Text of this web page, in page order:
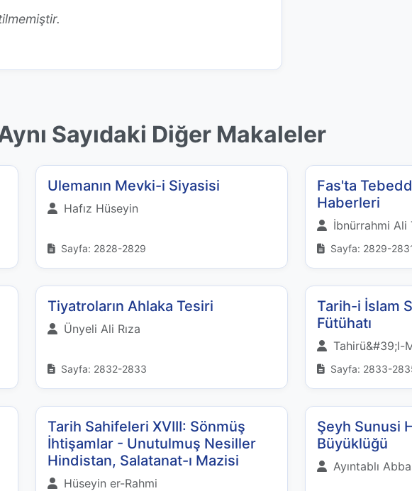
Sayıdaki Diğer Makaleler
Ulemanın Mevki-i Siyasisi
Hafız Hüseyin
Sayfa: 2828-2829
Fas'ta
Haberleri
İbnürrahmi Ali
Sayfa: 2829-
Tiyatroların Ahlaka Tesiri
Ünyeli Ali Rıza
Sayfa: 2832-2833
Tarih-i İslam
Fütühatı
Tahirü&#39;l-
Sayfa: 2833-
Tarih Sahifeleri XVIII: Sönmüş
İhtişamlar - Unutulmuş Nesiller
Hindistan, Salatanat-ı Mazisi
Hüseyin er-Rahmi
Şeyh Sunusi
Büyüklüğü
Ayıntablı